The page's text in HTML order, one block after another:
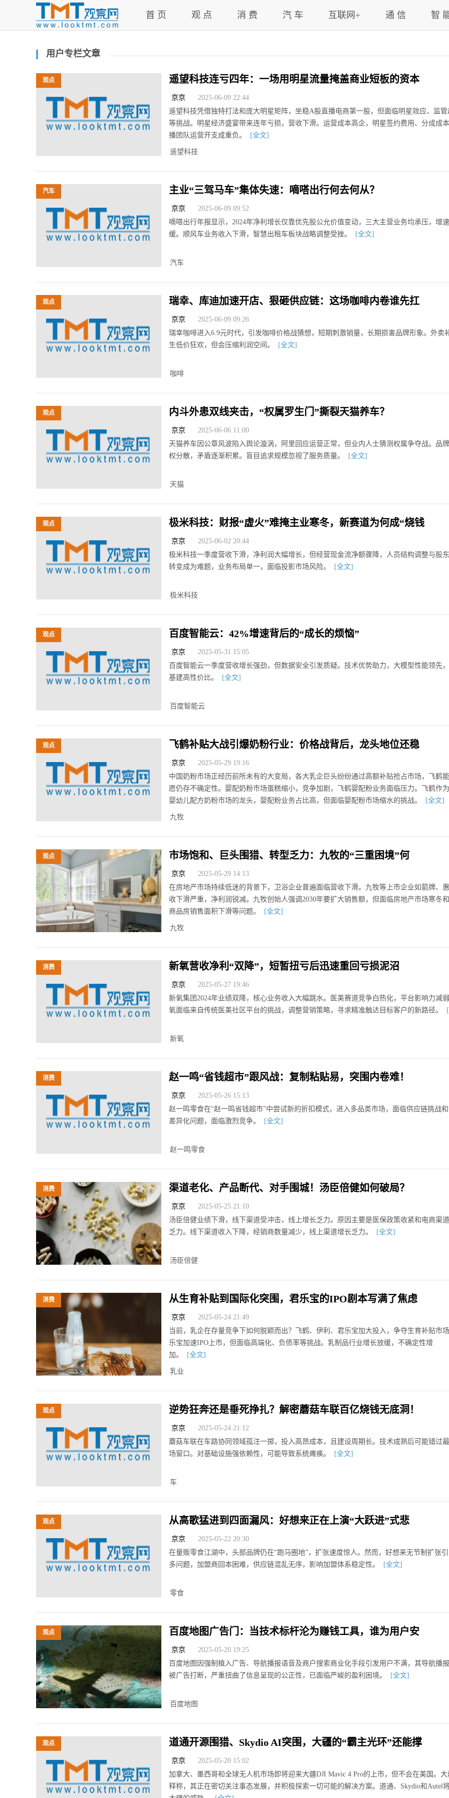
首 页 观 点 消 费 汽 车 互联网+ 通 信 智
用户专栏文章
观点
遥望科技连亏四年：一场用明星流量掩盖商业短板的资本
游戏？
京京
2025-06-09 22:44
遥望科技凭借独特打法和庞大明星矩阵，坐稳A股直播电商第一股，但面临明星效应、监管
等挑战。明星经济盛宴带来连年亏损，营收下滑。运营成本高企，明星签约费用、分成成
播团队运营开支成重负。
[全文]
遥望科技
汽车 主业“三驾马车”集体失速：嘀嗒出行何去何从？
京京
2025-06-09 09:52
嘀嗒出行年报显示，2024年净利增长仅靠优先股公允价值变动，三大主营业务均承压，增
缓。顺风车业务收入下滑，智慧出租车板块战略调整受挫。
[全文]
汽车
观点
瑞幸、库迪加速开店、狠砸供应链：这场咖啡内卷谁先扛
不住？
京京
2025-06-09 09:26
瑞幸咖啡进入6.9元时代，引发咖啡价格战猜想，短期刺激销量，长期损害品牌形象。外卖
生低价狂欢，但会压缩利润空间。
[全文]
咖啡
观点 内斗外患双线夹击，“权属罗生门”撕裂天猫养车？
京京
2025-06-06 11:00
天猫养车因公章风波陷入舆论漩涡，阿里回应运营正常，但业内人士猜测权属争夺战。品
权分散，矛盾逐渐积累。盲目追求规模忽视了服务质量。
[全文]
天猫
观点
极米科技：财报“虚火”难掩主业寒冬，新赛道为何成“烧钱
黑洞”？
京京
2025-06-02 20:44
极米科技一季度营收下滑，净利润大幅增长，但经营现金流净额骤降，人员结构调整与股
转变成为难题，业务布局单一，面临投影市场风险。
[全文]
极米科技
观点 百度智能云：42%增速背后的“成长的烦恼”
京京
2025-05-31 15:05
百度智能云一季度营收增长强劲，但数据安全引发质疑。技术优势助力，大模型性能领先
基建高性价比。
[全文]
百度智能云
观点
飞鹤补贴大战引爆奶粉行业：价格战背后，龙头地位还稳
吗？
京京
2025-05-29 19:16
中国奶粉市场正经历前所未有的大变局，各大乳企巨头纷纷通过高额补贴抢占市场，飞鹤
愿仍存不确定性。婴配奶粉市场蛋糕缩小，竞争加剧，飞鹤婴配粉业务面临压力。飞鹤作
婴幼儿配方奶粉市场的龙头，婴配粉业务占比高，但面临婴配粉市场缩水的挑战。
[全文]
九牧
观点
市场饱和、巨头围猎、转型乏力：九牧的“三重困境”何
解？
京京
2025-05-29 14:13
在房地产市场持续低迷的背景下，卫浴企业普遍面临营收下滑。九牧等上市企业如箭牌、
收下滑严重，净利润锐减。九牧创始人强调2030年要扩大销售额，但面临房地产市场寒冬
商品房销售面积下滑等问题。
[全文]
九牧
消费 新氧营收净利“双降”，短暂扭亏后迅速重回亏损泥沼
京京
2025-05-27 19:46
新氧集团2024年业绩双降，核心业务收入大幅跳水。医美赛道竞争白热化，平台影响力减
氧面临来自传统医美社区平台的挑战，调整营销策略，寻求精准触达目标客户的新路径。
新氧
消费 赵一鸣“省钱超市”跟风战：复制粘贴易，突围内卷难！
京京
2025-05-26 15:13
赵一鸣零食在“赵一鸣省钱超市”中尝试新的折扣模式，进入多品类市场，面临供应链挑战
差异化问题，面临激烈竞争。
[全文]
赵一鸣零食
消费 渠道老化、产品断代、对手围城！汤臣倍健如何破局？
京京
2025-05-25 21:10
汤臣倍健业绩下滑，线下渠道受冲击，线上增长乏力。原因主要是医保政策收紧和电商渠
乏力。线下渠道收入下降，经销商数量减少，线上渠道增长乏力。
[全文]
汤臣倍健
消费 从生育补贴到国际化突围，君乐宝的IPO剧本写满了焦虑
京京
2025-05-24 21:49
当前，乳企在存量竞争下如何脱颖而出？飞鹤、伊利、君乐宝加大投入，争夺生育补贴市
乐宝加速IPO上市，但面临高端化、负债率等挑战。乳制品行业增长放缓，不确定性增
加。
[全文]
乳业
观点 逆势狂奔还是垂死挣扎？解密蘑菇车联百亿烧钱无底洞！
京京
2025-05-24 21:12
蘑菇车联在车路协同领域孤注一掷，投入高昂成本，且建设周期长。技术成熟后可能错过
场窗口。对基础设施强依赖性，可能导致系统瘫痪。
[全文]
车
观点
从高歌猛进到四面漏风：好想来正在上演“大跃进”式悲
剧？
京京
2025-05-22 20:30
在量贩零食江湖中，头部品牌仍在“跑马圈地”，扩张速度惊人。然而，好想来无节制扩张
多问题，加盟商回本困难，供应链混乱无序，影响加盟体系稳定性。
[全文]
零食
观点
百度地图广告门：当技术标杆沦为赚钱工具，谁为用户安
全买单？
京京
2025-05-20 19:25
百度地图因强制植入广告、导航播报语音及商户搜索商业化手段引发用户不满，其导航播
被广告打断，严重扭曲了信息呈现的公正性，已面临严峻的盈利困境。
[全文]
百度地图
观点
道通开源围猎、Skydio AI突围，大疆的“霸主光环”还能撑
多久？
京京
2025-05-20 15:02
加拿大、墨西哥和全球无人机市场即将迎来大疆DJI Mavic 4 Pro的上市，但不会在美国。大
释称，其正在密切关注事态发展，并积极探索一切可能的解决方案。道通、Skydio和Autel